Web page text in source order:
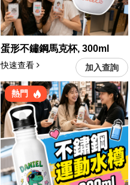
蛋形不鏽鋼馬克杯, 300ml
加入查詢
快速查看
熱門